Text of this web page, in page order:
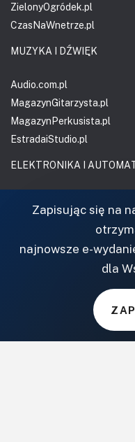
ZielonyOgródek.pl
CzasNaWnetrze.pl
MUZYKA I DŹWIĘK
Audio.com.pl
MagazynGitarzysta.pl
MagazynPerkusista.pl
EstradaiStudio.pl
ELEKTRONIKA I
AutomatykaB2B.pl
Elektronika Praktyczna
Elportal.pl
FOTOGRAFIA, EDUKACJA
Zapisując się na
najnowsze e-
dla